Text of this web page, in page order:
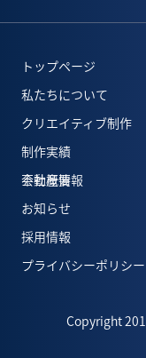
トップページ
私たちについて
クリエイティブ制作
制作実績
会社概要
不動産情報
お知らせ
採用情報
プライバシーポリシー
Copyright